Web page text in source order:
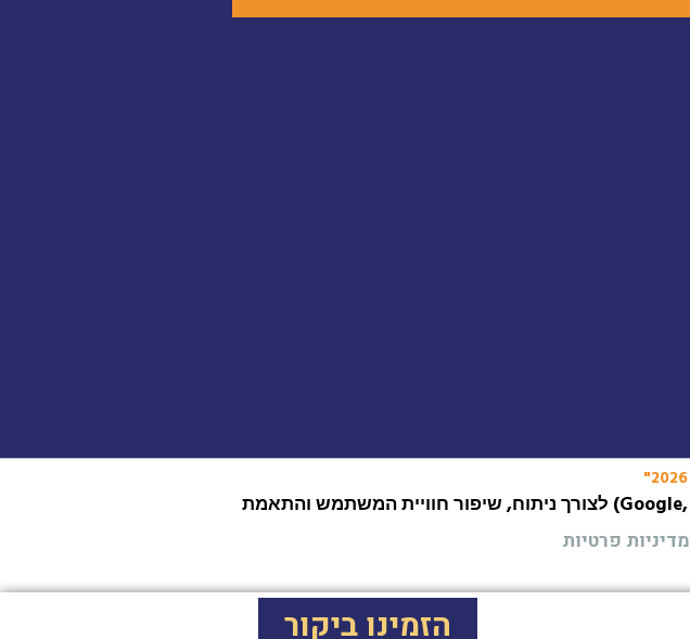
האתר עושה שימוש בעוגיות (Cookies) ובפיקסלים של צדדים שלישיים (Google, Facebook, Microsoft) לצורך ניתוח, שיפור חוויית המשתמש והתאמת
מדיניות פרטיות
הזמינו ביקור